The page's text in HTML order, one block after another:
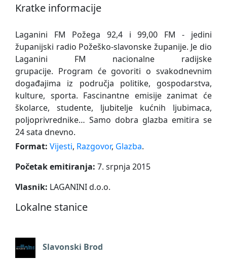
Kratke informacije
Laganini FM Požega 92,4 i 99,00 FM - jedini
županijski radio Požeško-slavonske županije. Je dio
Laganini FM nacionalne radijske
grupacije. Program će govoriti o svakodnevnim
događajima iz područja politike, gospodarstva,
kulture, sporta. Fascinantne emisije zanimat će
školarce, studente, ljubitelje kućnih ljubimaca,
poljoprivrednike… Samo dobra glazba emitira se
24 sata dnevno.
Format: Vijesti, Razgovor, Glazba.
Početak emitiranja: 7. srpnja 2015
Vlasnik: LAGANINI d.o.o.
Lokalne stanice
Slavonski Brod